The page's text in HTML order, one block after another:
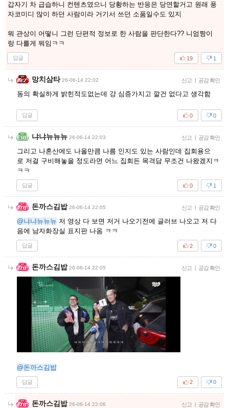
갑자기 차 급습하니 컨텐츠였으니 당황하는 반응은 당연할거고 원래 풍
자코미디 많이 하던 사람이라 거기서 쓰던 소품일수도 있지
뭐 관상이 어떻니 그런 단편적 정보로 한 사람을 판단한다?? 니엄짱이
랑 다를게 뭐임ㅋㅋ
답글 1
19
망치삼타 26-06-14 22:02 신고 | 공감 확인
동의 확실하게 밝힌적도없는데 걍 심증가지고 깔건 없다고 생각함
답글 0
0
냐냐뉴뉴뉴 26-06-14 22:03 신고 | 공감 확인
그리고 나혼산에도 나올만큼 나름 인지도 있는 사람인데 집회용으
로 저걸 구비해놓을 정도라면 어느 집회든 목격담 무조건 나왔겠지ㅋ
ㅋㅋ
답글 1
0
돈까스김밥 26-06-14 22:05 신고 | 공감 확인
@냐냐뉴뉴뉴 저 영상 다 보면 저거 나오기전에 글러브 나오고 저 다
음에 남자화장실 표지판 나옴 ㅋㅋ
답글 0
2
돈까스김밥 26-06-14 22:05 신고 | 공감 확인
@돈까스김밥
답글 0
2
돈까스김밥 26-06-14 22:06 신고 | 공감 확인